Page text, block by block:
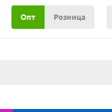
Опт Розница